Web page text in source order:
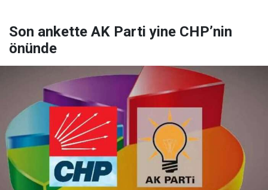
Son ankette AK Parti yine CHP’nin
önünde